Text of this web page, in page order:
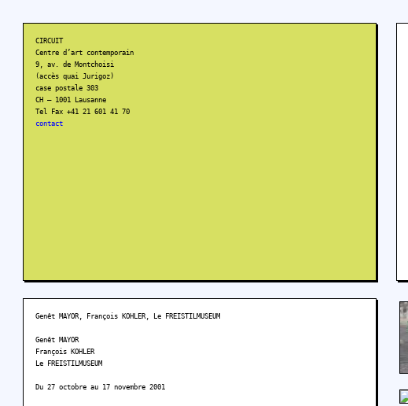
CIRCUIT
Centre d’art contemporain
9, av. de Montchoisi
(accès quai Jurigoz)
case postale 303
CH – 1001 Lausanne
Tel Fax +41 21 601 41 70
contact
Genêt MAYOR, François KOHLER, Le FREISTILMUSEUM
Genêt MAYOR
François KOHLER
Le FREISTILMUSEUM
Du 27 octobre au 17 novembre 2001